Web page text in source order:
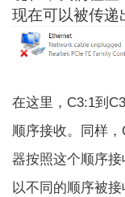
现在可以被传递
在这里，C3:1到
顺序接收。同样
器按照这个顺序
以不同的顺序被